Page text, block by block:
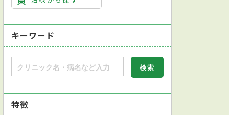
キーワード
特徴